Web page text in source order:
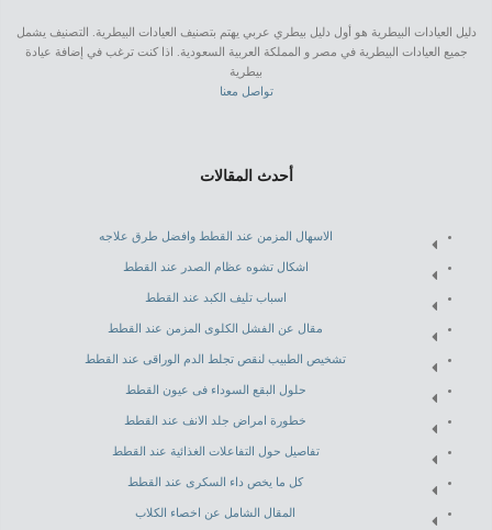
دليل العيادات البيطرية هو أول دليل بيطري عربي يهتم بتصنيف العيادات البيطرية. التصنيف يشمل
جميع العيادات البيطرية في مصر و المملكة العربية السعودية. اذا كنت ترغب في إضافة عيادة
بيطرية
تواصل معنا
أحدث المقالات
الاسهال المزمن عند القطط وافضل طرق علاجه
اشكال تشوه عظام الصدر عند القطط
اسباب تليف الكبد عند القطط
مقال عن الفشل الكلوى المزمن عند القطط
تشخيص الطبيب لنقص تجلط الدم الوراقى عند القطط
حلول البقع السوداء فى عيون القطط
خطورة امراض جلد الانف عند القطط
تفاصيل حول التفاعلات الغذائية عند القطط
كل ما يخص داء السكرى عند القطط
المقال الشامل عن اخصاء الكلاب